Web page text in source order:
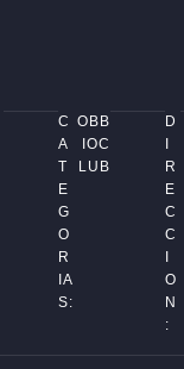
C
A
T
E
G
O
R
IA
S:
OBB
IOC
LUB
D
R
E
C
C
O
N
: